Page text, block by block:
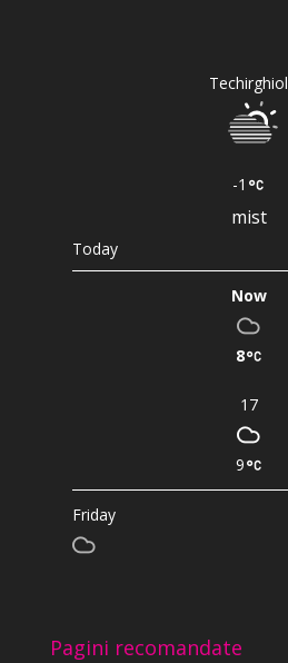
Techirghiol
-1
mist
Today
Now
8
17
9
Friday
Pagini recomandate